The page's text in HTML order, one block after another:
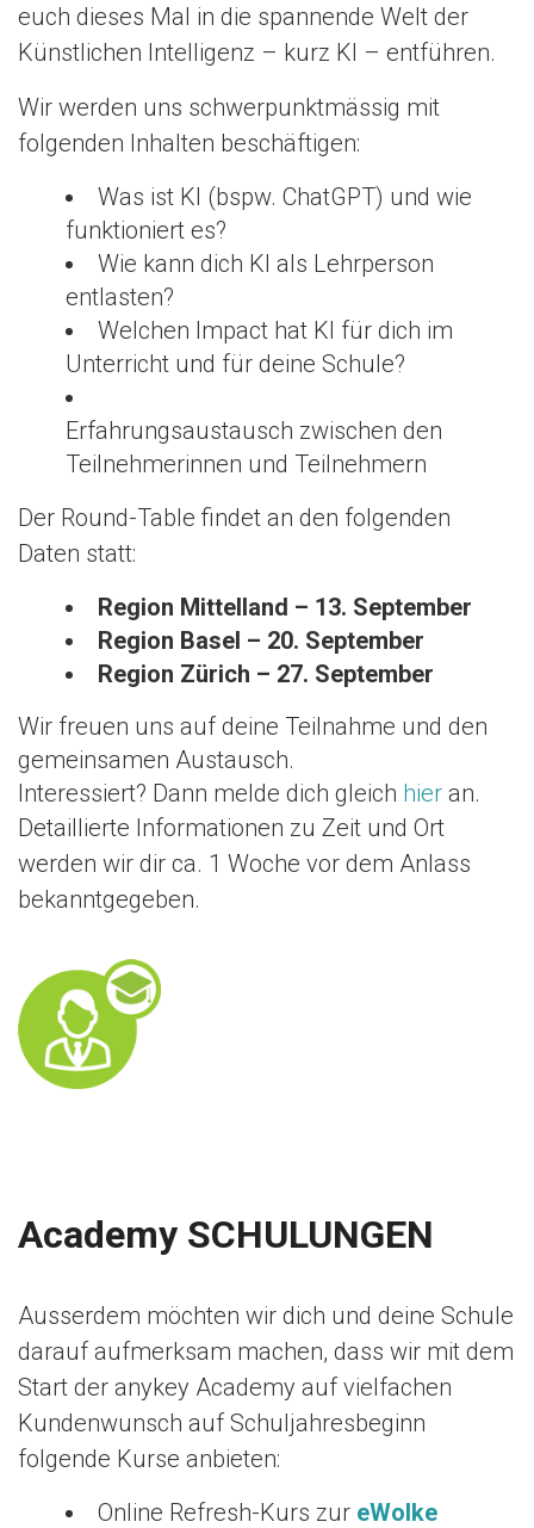
euch dieses Mal in die spannende Welt der
Künstlichen Intelligenz – kurz KI – entführen.
Wir werden uns schwerpunktmässig mit
folgenden Inhalten beschäftigen:
Was ist KI (bspw. ChatGPT) und wie
funktioniert es?
Wie kann dich KI als Lehrperson
entlasten?
Welchen Impact hat KI für dich im
Unterricht und für deine Schule?
Erfahrungsaustausch zwischen den
Teilnehmerinnen und Teilnehmern
Der Round-Table findet an den folgenden
Daten statt:
Region Mittelland – 13. September
Region Basel – 20. September
Region Zürich – 27. September
Wir freuen uns auf deine Teilnahme und den
gemeinsamen Austausch.
Interessiert? Dann melde dich gleich hier an.
Detaillierte Informationen zu Zeit und Ort
werden wir dir ca. 1 Woche vor dem Anlass
bekanntgegeben.
Academy SCHULUNGEN
Ausserdem möchten wir dich und deine Schule
darauf aufmerksam machen, dass wir mit dem
Start der anykey Academy auf vielfachen
Kundenwunsch auf Schuljahresbeginn
folgende Kurse anbieten:
Online Refresh-Kurs zur eWolke